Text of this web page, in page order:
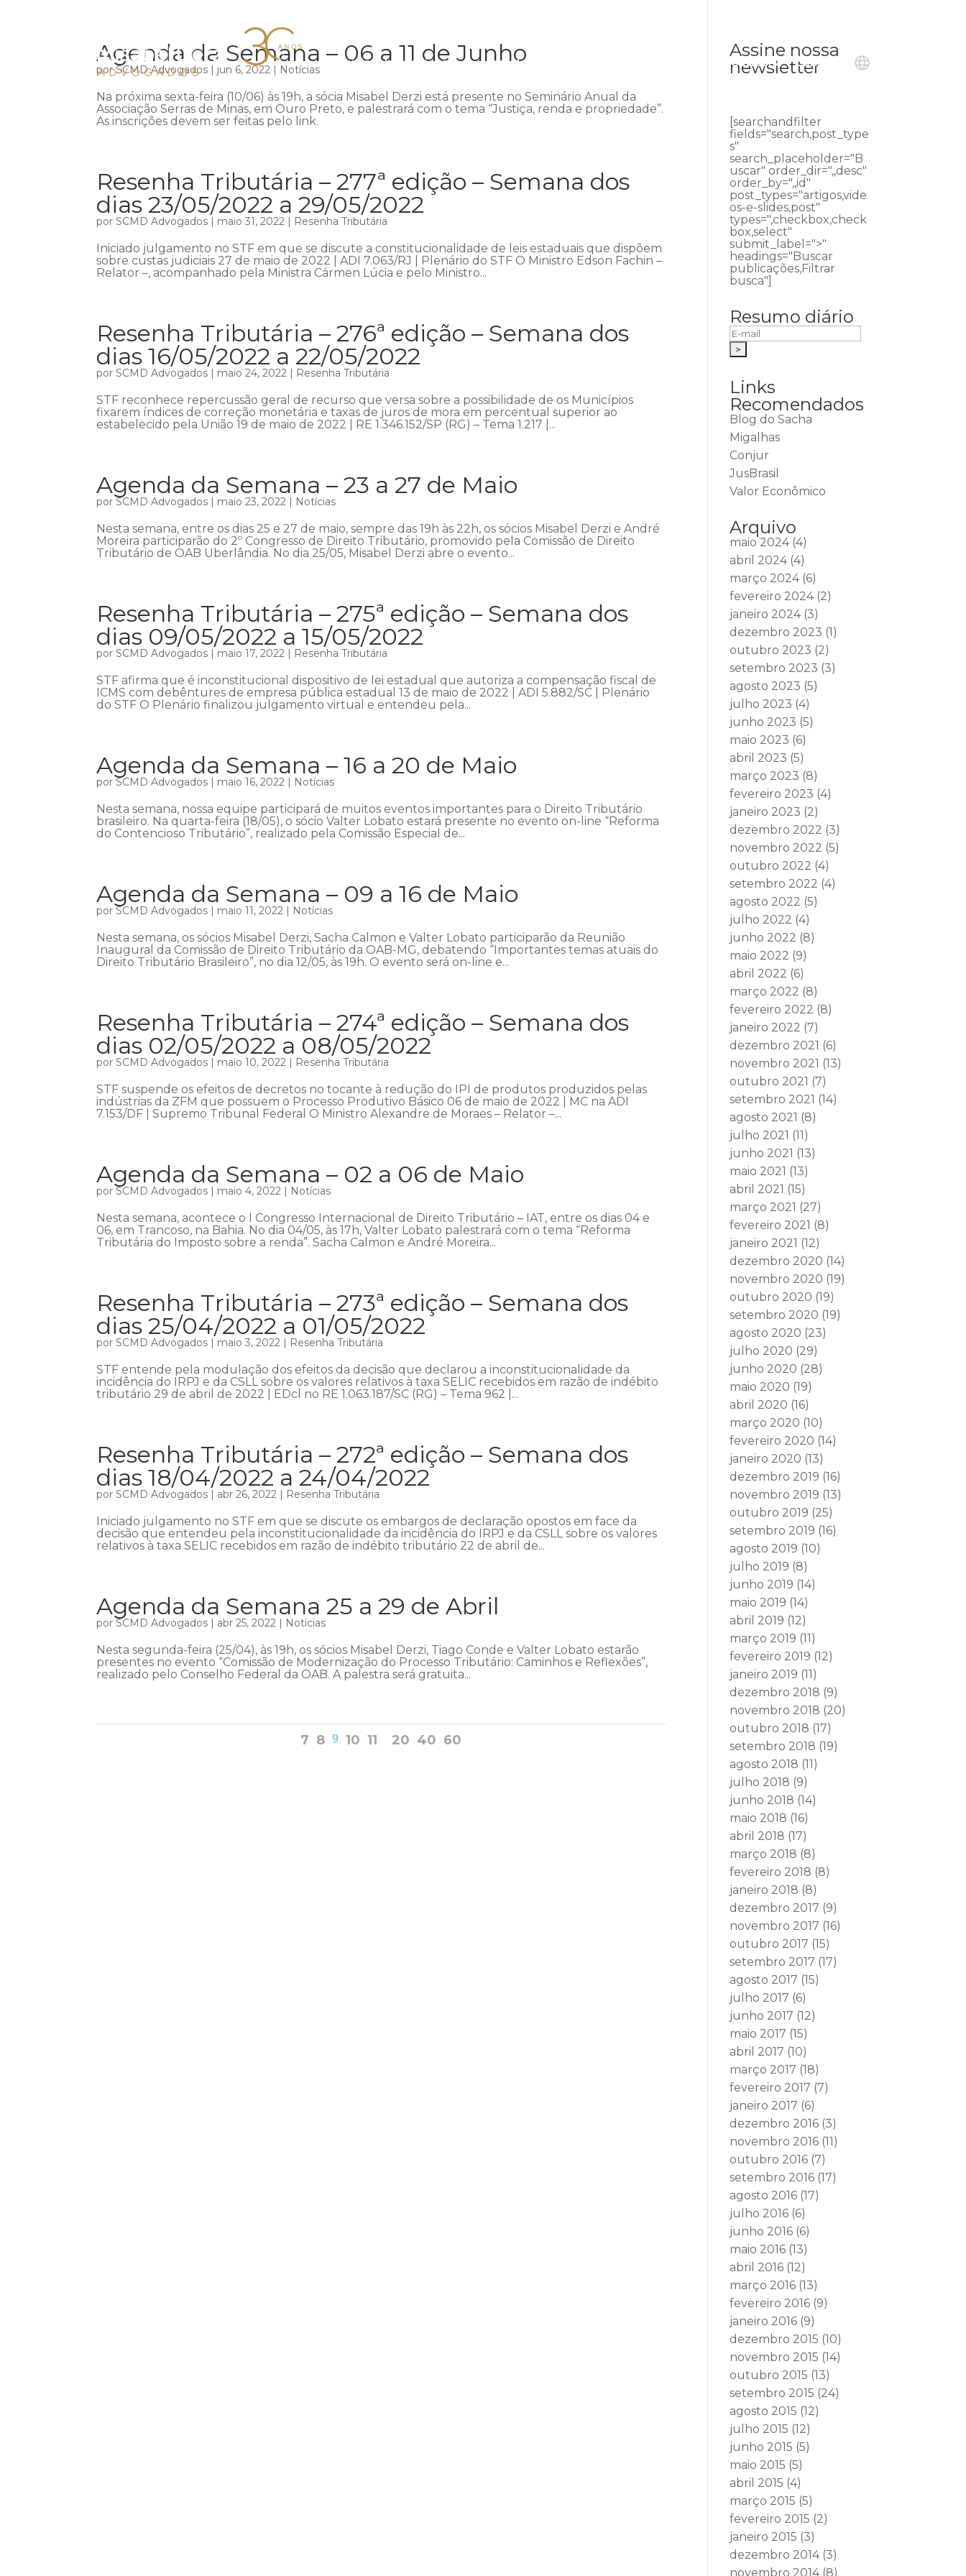
Início Institucional Áreas de atuação Ouvidoria Contato
Agenda da Semana – 06 a 11 de Junho
porSCMD Advogados | jun 6, 2022 | Notícias
Na próxima sexta-feira (10/06) às 19h, a sócia Misabel Derzi está presente no Seminário Anual da
Associação Serras de Minas, em Ouro Preto, e palestrará com o tema “Justiça, renda e propriedade”.
As inscrições devem ser feitas pelo link.
Resenha Tributária – 277ª edição – Semana dos
dias 23/05/2022 a 29/05/2022
porSCMD Advogados | maio 31, 2022 | Resenha Tributária
Iniciado julgamento no STF em que se discute a constitucionalidade de leis estaduais que dispõem
sobre custas judiciais 27 de maio de 2022 | ADI 7.063/RJ | Plenário do STF O Ministro Edson Fachin –
Relator –, acompanhado pela Ministra Cármen Lúcia e pelo Ministro...
Resenha Tributária – 276ª edição – Semana dos
dias 16/05/2022 a 22/05/2022
porSCMD Advogados | maio 24, 2022 | Resenha Tributária
STF reconhece repercussão geral de recurso que versa sobre a possibilidade de os Municípios
fixarem índices de correção monetária e taxas de juros de mora em percentual superior ao
estabelecido pela União 19 de maio de 2022 | RE 1.346.152/SP (RG) – Tema 1.217 |...
Agenda da Semana – 23 a 27 de Maio
porSCMD Advogados | maio 23, 2022 | Notícias
Nesta semana, entre os dias 25 e 27 de maio, sempre das 19h às 22h, os sócios Misabel Derzi e André
Moreira participarão do 2º Congresso de Direito Tributário, promovido pela Comissão de Direito
Tributário de OAB Uberlândia. No dia 25/05, Misabel Derzi abre o evento...
Resenha Tributária – 275ª edição – Semana dos
dias 09/05/2022 a 15/05/2022
porSCMD Advogados | maio 17, 2022 | Resenha Tributária
STF afirma que é inconstitucional dispositivo de lei estadual que autoriza a compensação fiscal de
ICMS com debêntures de empresa pública estadual 13 de maio de 2022 | ADI 5.882/SC | Plenário
do STF O Plenário finalizou julgamento virtual e entendeu pela...
Agenda da Semana – 16 a 20 de Maio
porSCMD Advogados | maio 16, 2022 | Notícias
Nesta semana, nossa equipe participará de muitos eventos importantes para o Direito Tributário
brasileiro. Na quarta-feira (18/05), o sócio Valter Lobato estará presente no evento on-line “Reforma
do Contencioso Tributário”, realizado pela Comissão Especial de...
Agenda da Semana – 09 a 16 de Maio
porSCMD Advogados | maio 11, 2022 | Notícias
Nesta semana, os sócios Misabel Derzi, Sacha Calmon e Valter Lobato participarão da Reunião
Inaugural da Comissão de Direito Tributário da OAB-MG, debatendo “Importantes temas atuais do
Direito Tributário Brasileiro”, no dia 12/05, às 19h. O evento será on-line e...
Resenha Tributária – 274ª edição – Semana dos
dias 02/05/2022 a 08/05/2022
porSCMD Advogados | maio 10, 2022 | Resenha Tributária
STF suspende os efeitos de decretos no tocante à redução do IPI de produtos produzidos pelas
indústrias da ZFM que possuem o Processo Produtivo Básico 06 de maio de 2022 | MC na ADI
7.153/DF | Supremo Tribunal Federal O Ministro Alexandre de Moraes – Relator –...
Agenda da Semana – 02 a 06 de Maio
porSCMD Advogados | maio 4, 2022 | Notícias
Nesta semana, acontece o I Congresso Internacional de Direito Tributário – IAT, entre os dias 04 e
06, em Trancoso, na Bahia. No dia 04/05, às 17h, Valter Lobato palestrará com o tema “Reforma
Tributária do Imposto sobre a renda”. Sacha Calmon e André Moreira...
Resenha Tributária – 273ª edição – Semana dos
dias 25/04/2022 a 01/05/2022
porSCMD Advogados | maio 3, 2022 | Resenha Tributária
STF entende pela modulação dos efeitos da decisão que declarou a inconstitucionalidade da
incidência do IRPJ e da CSLL sobre os valores relativos à taxa SELIC recebidos em razão de indébito
tributário 29 de abril de 2022 | EDcl no RE 1.063.187/SC (RG) – Tema 962 |...
Resenha Tributária – 272ª edição – Semana dos
dias 18/04/2022 a 24/04/2022
porSCMD Advogados | abr 26, 2022 | Resenha Tributária
Iniciado julgamento no STF em que se discute os embargos de declaração opostos em face da
decisão que entendeu pela inconstitucionalidade da incidência do IRPJ e da CSLL sobre os valores
relativos à taxa SELIC recebidos em razão de indébito tributário 22 de abril de...
Agenda da Semana 25 a 29 de Abril
porSCMD Advogados | abr 25, 2022 | Notícias
Nesta segunda-feira (25/04), às 19h, os sócios Misabel Derzi, Tiago Conde e Valter Lobato estarão
presentes no evento “Comissão de Modernização do Processo Tributário: Caminhos e Reflexões”,
realizado pelo Conselho Federal da OAB. A palestra será gratuita...
7 8 9 10 11 20 40 60
Assine nossa
newsletter
[searchandfilter
fields="search,post_type
s"
search_placeholder="B
uscar" order_dir=",,desc"
order_by=",,id"
post_types="artigos,vide
os-e-slides,post"
types=",checkbox,check
box,select"
submit_label=">"
headings="Buscar
publicações,Filtrar
busca"]
Resumo diário
Links
Recomendados
Blog do Sacha
Migalhas
Conjur
JusBrasil
Valor Econômico
Arquivo
maio 2024(4)
abril 2024(4)
março 2024(6)
fevereiro 2024(2)
janeiro 2024(3)
dezembro 2023 (1)
outubro 2023 (2)
setembro 2023 (3)
agosto 2023 (5)
julho 2023 (4)
junho 2023 (5)
maio 2023 (6)
abril 2023 (5)
março 2023 (8)
fevereiro 2023 (4)
janeiro 2023 (2)
dezembro 2022 (3)
novembro 2022 (5)
outubro 2022 (4)
setembro 2022 (4)
agosto 2022 (5)
julho 2022 (4)
junho 2022 (8)
maio 2022 (9)
abril 2022 (6)
março 2022 (8)
fevereiro 2022 (8)
janeiro 2022 (7)
dezembro 2021 (6)
novembro 2021 (13)
outubro 2021 (7)
setembro 2021 (14)
agosto 2021 (8)
julho 2021 (11)
junho 2021 (13)
maio 2021 (13)
abril 2021 (15)
março 2021 (27)
fevereiro 2021 (8)
janeiro 2021 (12)
dezembro 2020 (14)
novembro 2020 (19)
outubro 2020 (19)
setembro 2020 (19)
agosto 2020 (23)
julho 2020 (29)
junho 2020 (28)
maio 2020 (19)
abril 2020 (16)
março 2020 (10)
fevereiro 2020 (14)
janeiro 2020 (13)
dezembro 2019 (16)
novembro 2019 (13)
outubro 2019 (25)
setembro 2019 (16)
agosto 2019 (10)
julho 2019 (8)
junho 2019 (14)
maio 2019 (14)
abril 2019 (12)
março 2019 (11)
fevereiro 2019 (12)
janeiro 2019 (11)
dezembro 2018 (9)
novembro 2018 (20)
outubro 2018 (17)
setembro 2018 (19)
agosto 2018 (11)
julho 2018 (9)
junho 2018 (14)
maio 2018 (16)
abril 2018 (17)
março 2018 (8)
fevereiro 2018 (8)
janeiro 2018 (8)
dezembro 2017 (9)
novembro 2017 (16)
outubro 2017 (15)
setembro 2017 (17)
agosto 2017 (15)
julho 2017 (6)
junho 2017 (12)
maio 2017 (15)
abril 2017 (10)
março 2017 (18)
fevereiro 2017 (7)
janeiro 2017 (6)
dezembro 2016 (3)
novembro 2016 (11)
outubro 2016 (7)
setembro 2016 (17)
agosto 2016 (17)
julho 2016 (6)
junho 2016 (6)
maio 2016 (13)
abril 2016 (12)
março 2016 (13)
fevereiro 2016 (9)
janeiro 2016 (9)
dezembro 2015 (10)
novembro 2015 (14)
outubro 2015 (13)
setembro 2015 (24)
agosto 2015 (12)
julho 2015 (12)
junho 2015 (5)
maio 2015 (5)
abril 2015 (4)
março 2015 (5)
fevereiro 2015 (2)
janeiro 2015 (3)
dezembro 2014(3)
novembro 2014(8)